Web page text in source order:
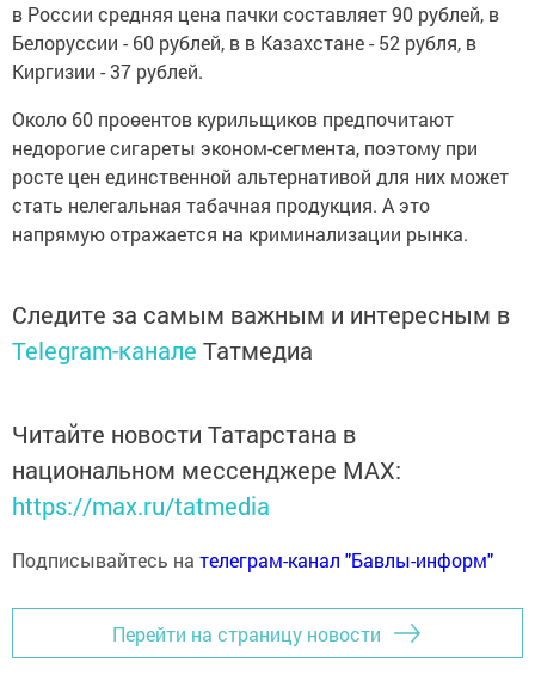
в России средняя цена пачки составляет 90 рублей, в
Белоруссии - 60 рублей, в в Казахстане - 52 рубля, в
Киргизии - 37 рублей.
Около 60 проөентов курильщиков предпочитают
недорогие сигареты эконом-сегмента, поэтому при
росте цен единственной альтернативой для них может
стать нелегальная табачная продукция. А это
напрямую отражается на криминализации рынка.
Следите за самым важным и интересным в
Telegram-канале Татмедиа
Читайте новости Татарстана в
национальном мессенджере MАХ:
https://max.ru/tatmedia
Подписывайтесь на телеграм-канал "Бавлы-информ"
Перейти на страницу новости